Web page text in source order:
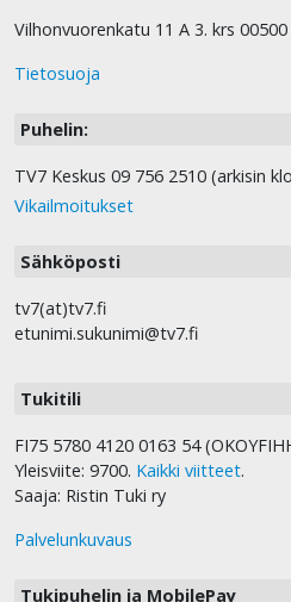
Vilhonvuorenkatu 11 A 3. krs 00500
Tietosuoja
Puhelin:
TV7 Keskus 09 756 2510 (arkisin
Vikailmoitukset
Sähköposti
tv7(at)tv7.fi
etunimi.sukunimi@tv7.fi
Tukitili
FI75 5780 4120 0163 54
Yleisviite: 9700. Kaikki viitteet.
Saaja: Ristin Tuki ry
Palvelunkuvaus
Tukipuhelin ja MobilePay